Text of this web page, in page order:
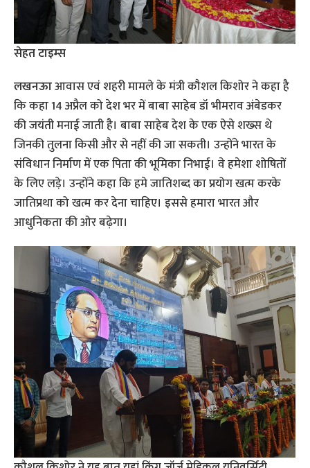
सेहत टाइम्‍स
लखनऊाआवास एवं शहरी मामले के मंत्री कौशल किशोर ने कहा है
कि कहा 14 अप्रैल को देश भर में बाबा साहेब डॉ भीमराव अंबेडकर
की जयंती मनाई जाती है। बाबा साहेब देश के एक ऐसे शख्स थे
जिनकी तुलना किसी और से नहीं की जा सकती। उन्होंने भारत के
संविधान निर्माण में एक पिता की भूमिका निभाई। वे हमेशा शोषितों
के लिए लड़े। उन्होंने कहा कि हमे जातिशब्द का प्रयोग खत्म करके
जातिप्रथा को खत्म कर देना चाहिए। इससे हमारा भारत और
आधुनिकता की ओर बढ़ेगा।